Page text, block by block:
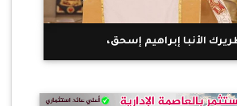
الأنبا إبراهيم إسحق،